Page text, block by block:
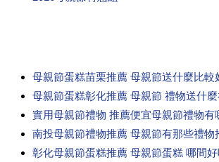
母親節蛋糕苗栗推薦 母親節送什麼比較
母親節蛋糕彰化推薦 母親節 禮物送什
實用母親節禮物 推薦便宜母親節禮物有
南投母親節禮物推薦 母親節有那些禮物
彰化母親節蛋糕推薦 母親節蛋糕 哪間